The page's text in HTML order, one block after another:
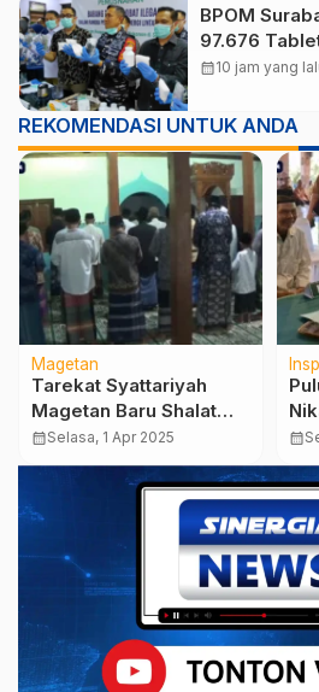
BPOM
97.676
Rp540 Juta,
Pelajar
calendar_month10 jam yang
REKOMENDASI UNTUK ANDA
Magetan
Tarekat Syattariyah
Magetan Baru Shalat
Idul Fitri Hari Ini
calendar_monthSelasa, 1 Apr 2025 calendar_month